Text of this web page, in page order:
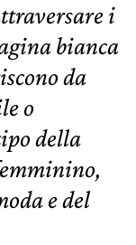
i
bianca
da
o
della
e del